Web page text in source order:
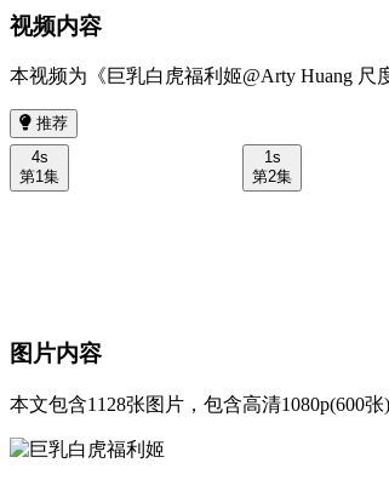
视频内容
本视频为《巨乳白虎福利姬@Arty Huang 尺
推荐
4s
第1集
1s
第2集
图片内容
本文包含1128张图片，包含高清1080p(600